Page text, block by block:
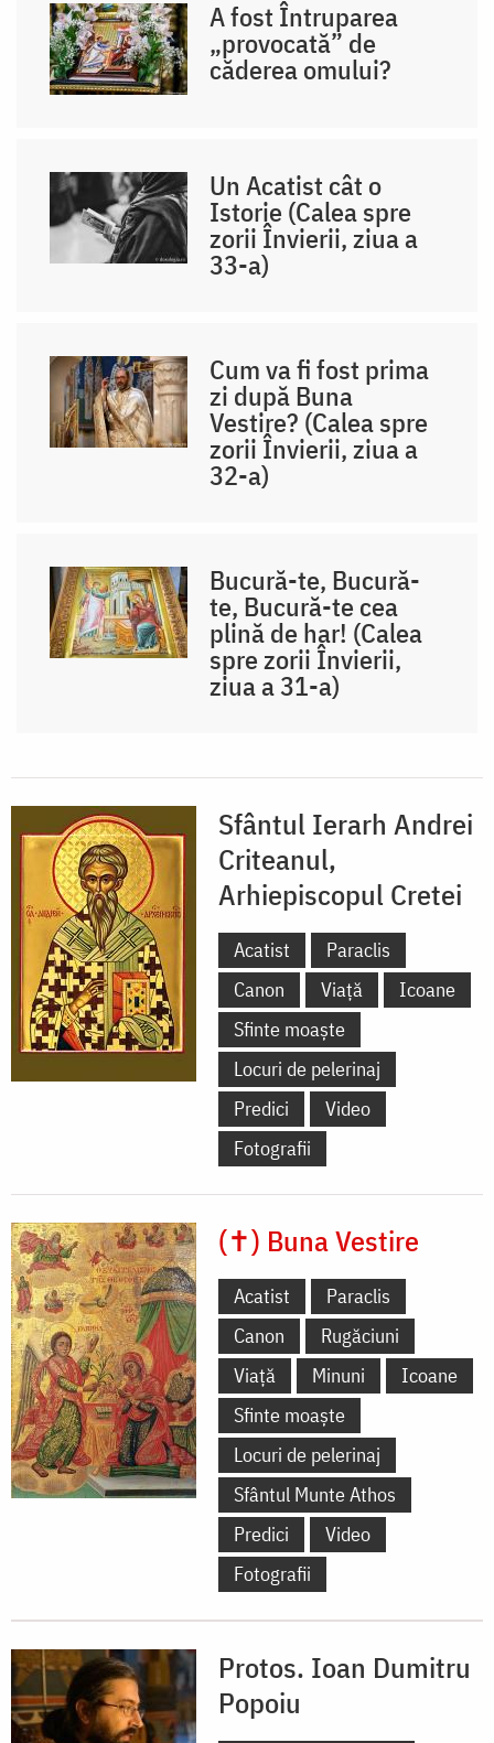
A fost Întruparea
„provocată” de
căderea omului?
Un Acatist cât o
Istorie (Calea spre
zorii Învierii, ziua a
33-a)
Cum va fi fost prima
zi după Buna
Vestire? (Calea spre
zorii Învierii, ziua a
32-a)
Bucură-te, Bucură-
te, Bucură-te cea
plină de har! (Calea
spre zorii Învierii,
ziua a 31-a)
Sfântul Ierarh Andrei
Criteanul,
Arhiepiscopul Cretei
Acatist
Paraclis
Canon
Viață
Icoane
Sfinte moaște
Locuri de pelerinaj
Predici
Video
Fotografii
(✝) Buna Vestire
Acatist
Paraclis
Canon
Rugăciuni
Viață
Minuni
Icoane
Sfinte moaște
Locuri de pelerinaj
Sfântul Munte Athos
Predici
Video
Fotografii
Protos. Ioan Dumitru
Popoiu